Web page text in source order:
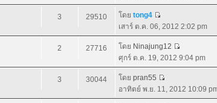
3 29510 โดย tong4
เสาร์ ต.ค. 06, 2012 2:02 pm
2 27716 โดย Ninajung12
ศุกร์ ต.ค. 19, 2012 9:04 pm
3 30044 โดย pran55
อาทิตย์ พ.ย. 11, 2012 10:09